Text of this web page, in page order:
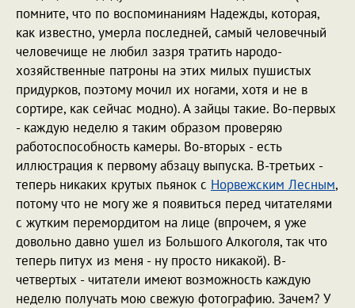
помните, что по воспоминаниям Надежды, которая,
как известно, умерла последней, самый человечный
человечище не любил зазря тратить народо-
хозяйственные патроны на этих милых пушистых
придурков, поэтому мочил их ногами, хотя и не в
сортире, как сейчас модно). А зайцы такие. Во-первых
- каждую неделю я таким образом проверяю
работоспособность камеры. Во-вторых - есть
иллюстрация к первому абзацу выпуска. В-третьих -
теперь никаких крутых пьянок с Норвежским Лесным,
потому что не могу же я появиться перед читателями
с жутким перемордитом на лице (впрочем, я уже
довольно давно ушел из Большого Алкоголя, так что
теперь питух из меня - ну просто никакой). В-
четвертых - читатели имеют возможность каждую
неделю получать мою свежую фотографию. Зачем? У